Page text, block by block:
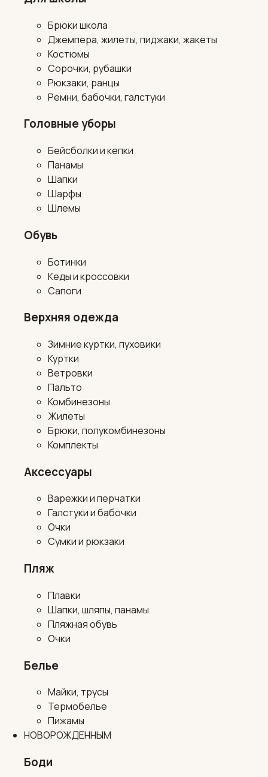
Брюки школа
Джемпера, жилеты, пиджаки, жакеты
Костюмы
Сорочки, рубашки
Рюкзаки, ранцы
Ремни, бабочки, галстуки
Головные уборы
Бейсболки и кепки
Панамы
Шапки
Шарфы
Шлемы
Обувь
Ботинки
Кеды и кроссовки
Сапоги
Верхняя одежда
Зимние куртки, пуховики
Куртки
Ветровки
Пальто
Комбинезоны
Жилеты
Брюки, полукомбинезоны
Комплекты
Аксессуары
Варежки и перчатки
Галстуки и бабочки
Очки
Сумки и рюкзаки
Пляж
Плавки
Шапки, шляпы, панамы
Пляжная обувь
Очки
Белье
Майки, трусы
Термобелье
Пижамы
НОВОРОЖДЕННЫМ
Боди